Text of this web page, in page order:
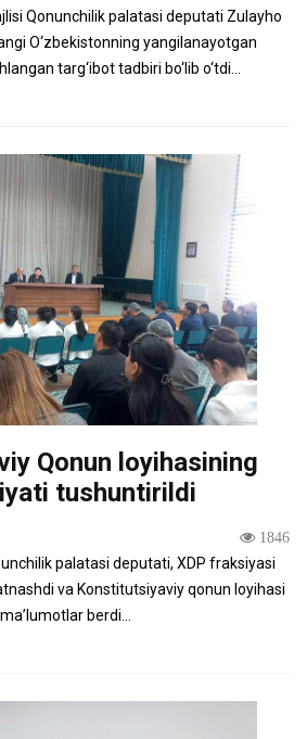
Qonunchilik palatasi deputati Zulayho
O‘zbekistonning yangilanayotgan
targ‘ibot tadbiri bo‘lib o‘tdi...
Qonun loyihasining
tushuntirildi
1846
palatasi deputati, XDP fraksiyasi
va Konstitutsiyaviy qonun loyihasi
berdi...